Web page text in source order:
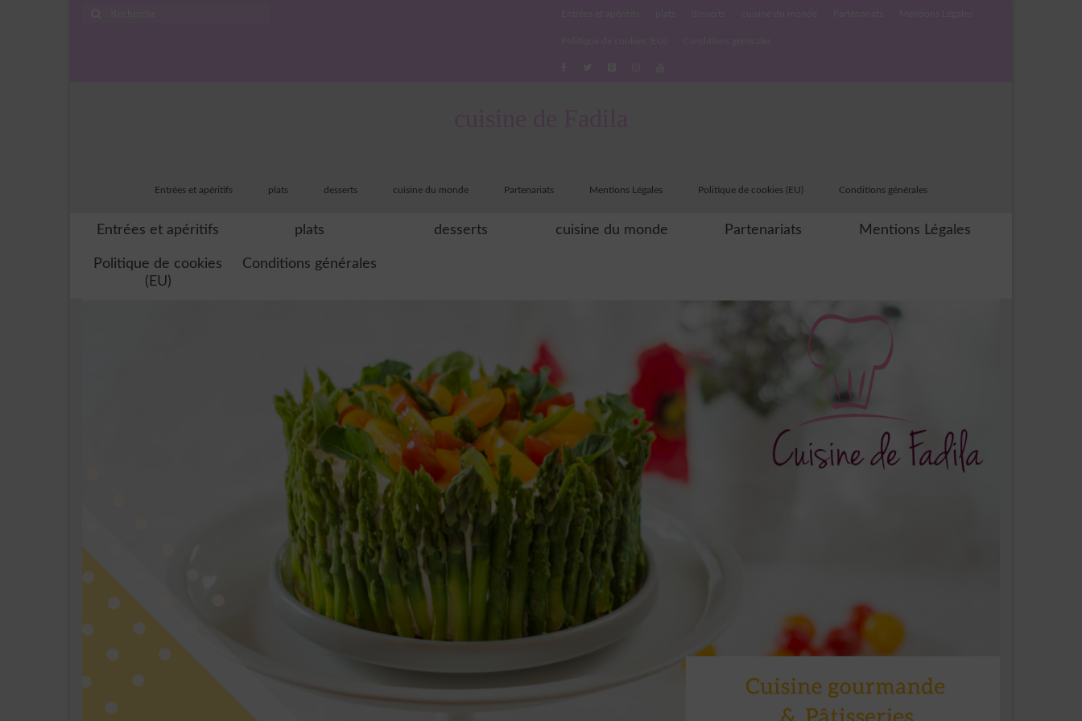
Entrées et apéritifs plats desserts cuisine du monde Partenariats Mentions Légales Politique de cookies (EU) Conditions générales
Entrées et apéritifs plats desserts cuisine du monde Partenariats Mentions Légales
Politique de cookies
(EU)
Conditions générales